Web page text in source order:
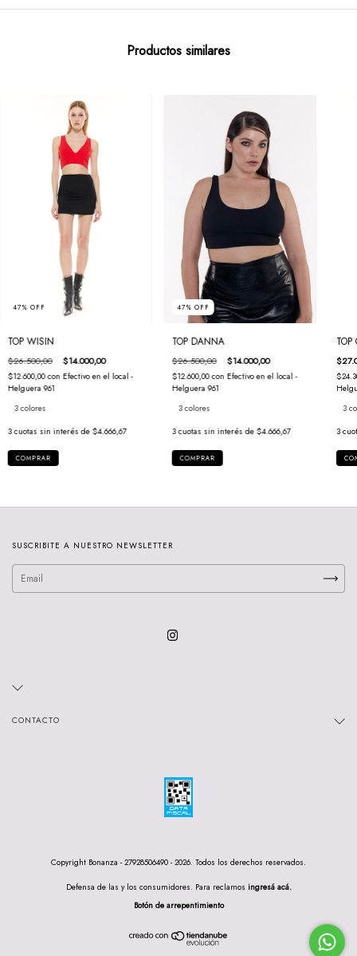
Productos similares
47% OFF
TOP WISIN
$26.500,00 $14.000,00
$12.600,00con Efectivo en el local -
Helguera 961
3 colores
3 cuotas sin interés de $4.666,67
COMPRAR
47% OFF
TOP DANNA
$26.500,00 $14.000,00
$12.600,00con Efectivo en el local -
Helguera 961
3 colores
3 cuotas sin interés de $4.666,67
COMPRAR
TOP
3
3
SUSCRIBITE A NUESTRO NEWSLETTER
CONTACTO
Copyright Bonanza - 27928506490 - 2026. Todos los derechos reservados.
Defensa de las y los consumidores. Para reclamos ingresá acá.
Botón de arrepentimiento